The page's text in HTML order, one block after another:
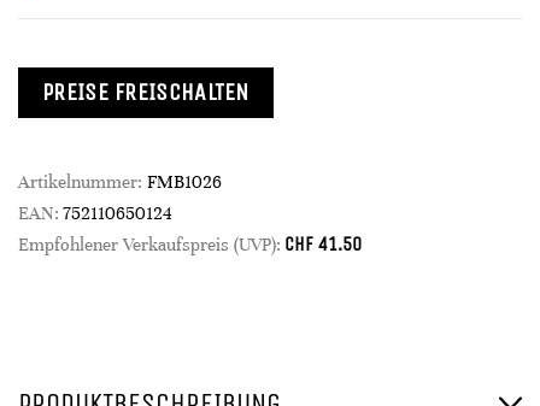
PREISE FREISCHALTEN
Artikelnummer: FMB1026
EAN: 752110650124
Empfohlener Verkaufspreis (UVP): CHF 41.50